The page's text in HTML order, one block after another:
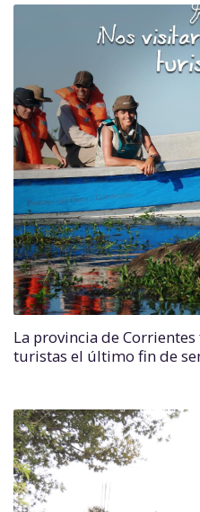
La provincia de
turistas el último fin de